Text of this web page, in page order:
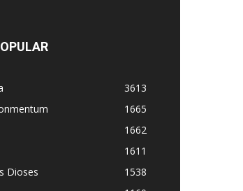
3613
1665
1662
1611
Dioses
1538